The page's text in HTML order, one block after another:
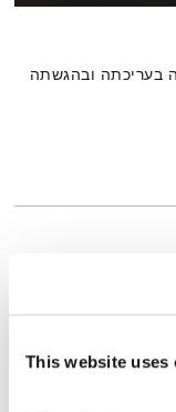
This website uses
בעריכתה ובהגשתה